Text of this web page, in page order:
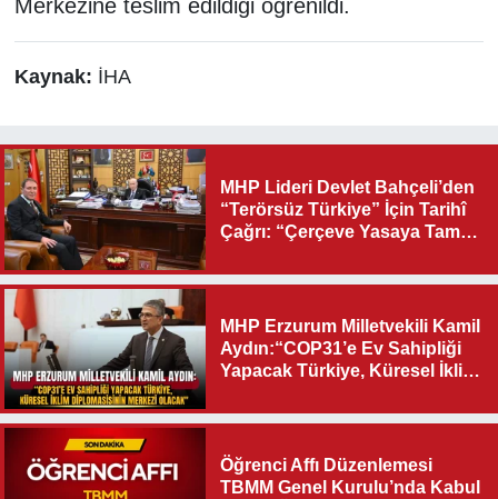
Merkezine teslim edildiği öğrenildi.
Kaynak: İHA
MHP Lideri Devlet Bahçeli’den
“Terörsüz Türkiye” İçin Tarihî
Çağrı: “Çerçeve Yasaya Tam
MHP Erzurum Milletvekili Kamil
Aydın:“COP31’e Ev Sahipliği
Yapacak Türkiye, Küresel İklim
Olacak"
Öğrenci Affı Düzenlemesi
TBMM Genel Kurulu’nda Kabul